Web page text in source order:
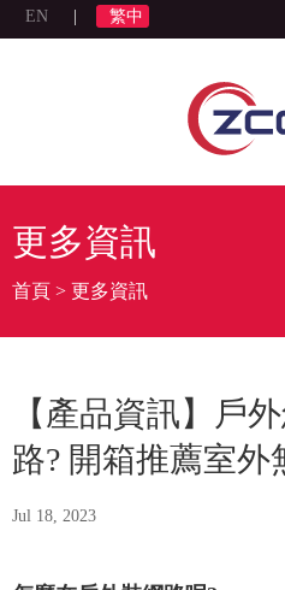
EN 繁中
更多資訊
首頁 > 更多資訊
【產品資訊】戶
路? 開箱推薦室外
Jul 18, 2023